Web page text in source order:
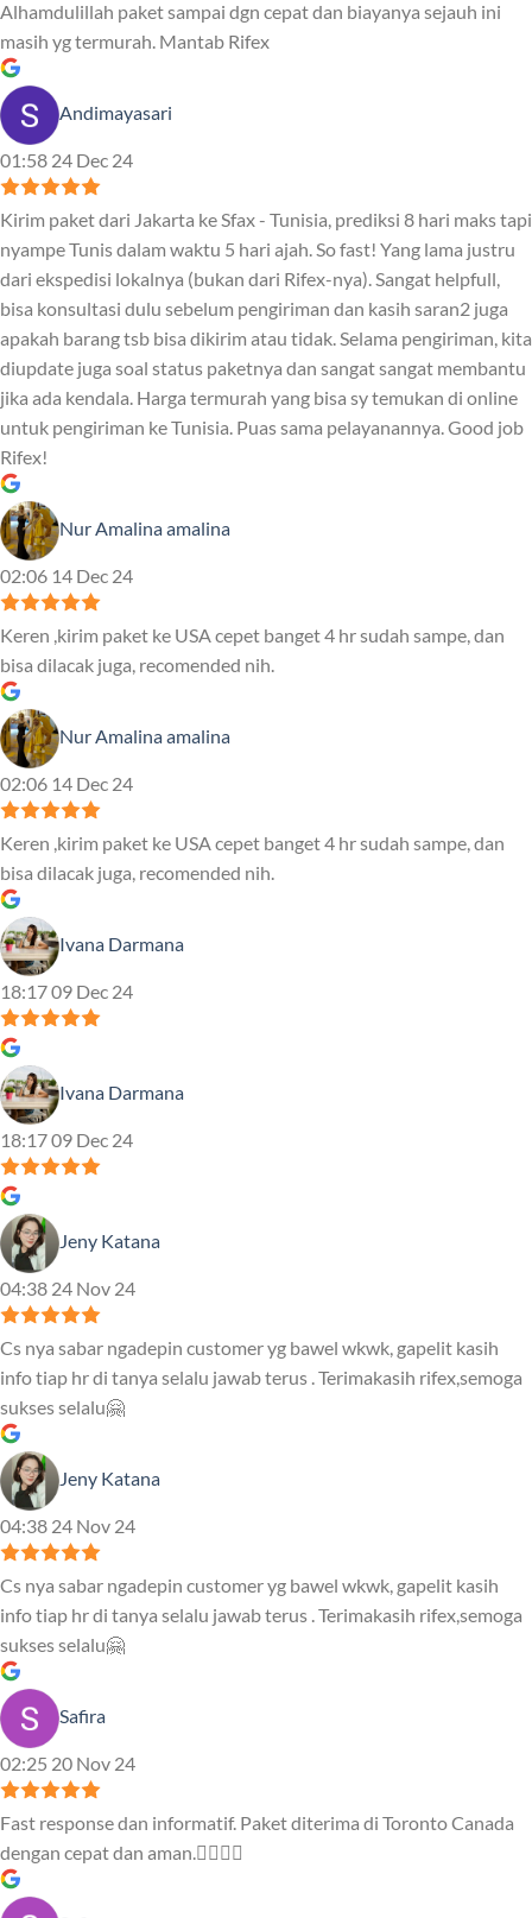
Alhamdulillah paket sampai dgn cepat dan biayanya sejauh ini
masih yg termurah. Mantab Rifex
Andimayasari
01:58 24 Dec 24
Kirim paket dari Jakarta ke Sfax - Tunisia, prediksi 8 hari maks tapi
nyampe Tunis dalam waktu 5 hari ajah. So fast! Yang lama justru
dari ekspedisi lokalnya (bukan dari Rifex-nya). Sangat helpfull,
bisa konsultasi dulu sebelum pengiriman dan kasih saran2 juga
apakah barang tsb bisa dikirim atau tidak. Selama pengiriman, kita
diupdate juga soal status paketnya dan sangat sangat membantu
jika ada kendala. Harga termurah yang bisa sy temukan di online
untuk pengiriman ke Tunisia. Puas sama pelayanannya. Good job
Rifex!
Nur Amalina amalina
02:06 14 Dec 24
Keren ,kirim paket ke USA cepet banget 4 hr sudah sampe, dan
bisa dilacak juga, recomended nih.
Nur Amalina amalina
02:06 14 Dec 24
Keren ,kirim paket ke USA cepet banget 4 hr sudah sampe, dan
bisa dilacak juga, recomended nih.
Ivana Darmana
18:17 09 Dec 24
Ivana Darmana
18:17 09 Dec 24
Jeny Katana
04:38 24 Nov 24
Cs nya sabar ngadepin customer yg bawel wkwk, gapelit kasih
info tiap hr di tanya selalu jawab terus . Terimakasih rifex,semoga
sukses selalu🤗
Jeny Katana
04:38 24 Nov 24
Cs nya sabar ngadepin customer yg bawel wkwk, gapelit kasih
info tiap hr di tanya selalu jawab terus . Terimakasih rifex,semoga
sukses selalu🤗
Safira
02:25 20 Nov 24
Fast response dan informatif. Paket diterima di Toronto Canada
dengan cepat dan aman.👍🏻👍🏻